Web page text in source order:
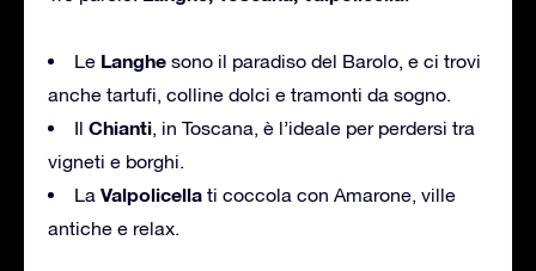
Le Langhe sono il paradiso del Barolo, e ci trovi
anche tartufi, colline dolci e tramonti da sogno.
Il Chianti, in Toscana, è l’ideale per perdersi tra
vigneti e borghi.
La Valpolicella ti coccola con Amarone, ville
antiche e relax.